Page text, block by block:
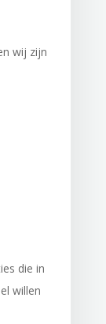
wij zijn
die in
willen